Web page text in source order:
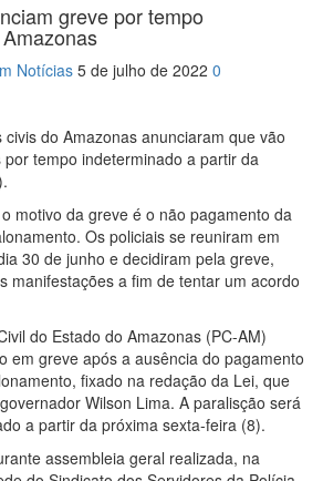
greve por tempo
Notícias 5 de julho de 2022 0
civis do Amazonas anunciaram que vão
tempo indeterminado a partir da
motivo da greve é o não pagamento da
Os policiais se reuniram em
30 de junho e decidiram pela greve,
manifestações a fim de tentar um acordo
do Estado do Amazonas (PC-AM)
em greve após a ausência do pagamento
fixado na redação da Lei, que
Wilson Lima. A paralisção será
a partir da próxima sexta-feira (8).
assembleia geral realizada, na